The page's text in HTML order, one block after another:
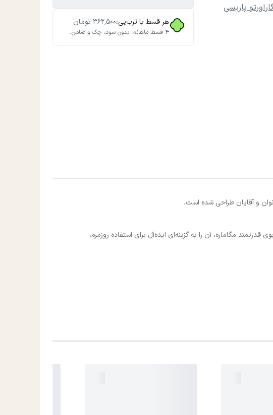
اورتو پاریسی
هر قسط با ترب‌پی:۳۶۲٬۵۰۰ تومان
۴ قسط ماهانه. بدون سود، چک و ضامن.
مگاماره، آن را به گزینه‌ای ایده‌آل برای استفاده روزمره،